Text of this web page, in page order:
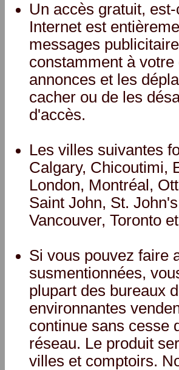
Un accès gratuit,
Internet est
messages
constamment à
annonces et les
cacher ou de les
d'accès.
Les villes suivantes
Calgary, Chicoutimi,
London, Montréal,
Saint John, St.
Vancouver, Toronto
Si vous pouvez faire
susmentionnées,
plupart des bureaux
environnantes
continue sans cesse
réseau. Le produit
villes et comptoirs.